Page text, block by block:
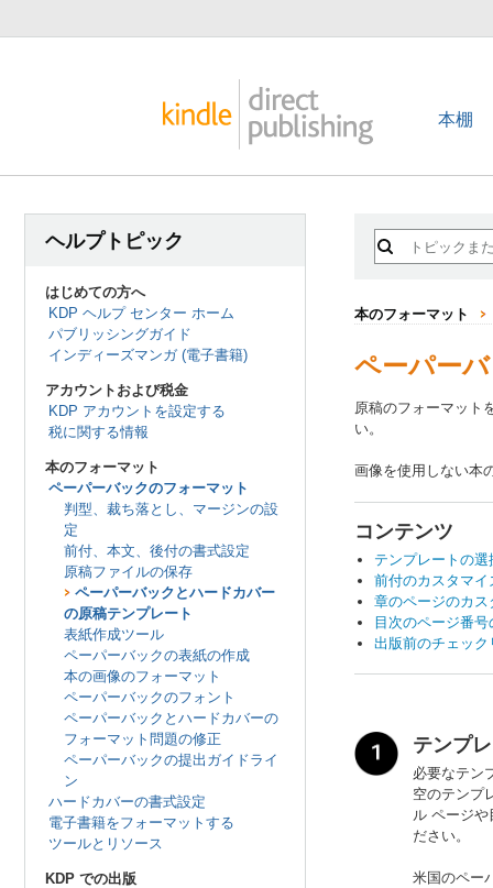
本棚
ヘルプトピック
はじめての方へ
KDP ヘルプ センター ホーム
パブリッシングガイド
インディーズマンガ (電子書籍)
アカウントおよび税金
KDP アカウントを設定する
税に関する情報
本のフォーマット
ペーパーバックのフォーマット
判型、裁ち落とし、マージンの設
定
前付、本文、後付の書式設定
原稿ファイルの保存
ペーパーバックとハードカバー
の原稿テンプレート
表紙作成ツール
ペーパーバックの表紙の作成
本の画像のフォーマット
ペーパーバックのフォント
ペーパーバックとハードカバーの
フォーマット問題の修正
ペーパーバックの提出ガイドライ
ン
ハードカバーの書式設定
電子書籍をフォーマットする
ツールとリソース
KDP での出版
本のフォーマット
ペーパー
原稿のフォーマット
い。
画像を使用しない本
コンテンツ
テンプレートの選
前付のカスタマイ
章のページのカス
目次のページ番号
出版前のチェック
テンプ
必要なテン
空のテンプ
ル ページ
ださい。
米国のペー